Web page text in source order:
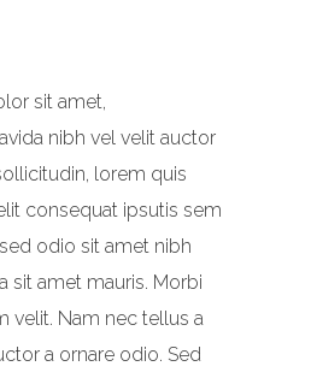
sit amet,
nibh vel velit auctor
lorem quis
consequat ipsutis sem
odio sit amet nibh
sit amet mauris. Morbi
velit. Nam nec tellus a
a ornare odio. Sed